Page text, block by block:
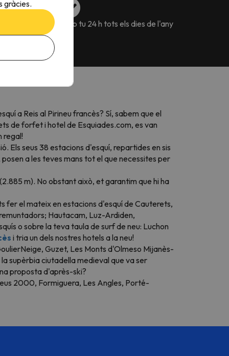
flexibles pels
Amb tu 24 h tots els dies de l'any
a Reis al Pirineu francès? Sí, sabem que el
de forfet i hotel de Esquiades.com, es van
regal!
Els seus 38 estacions d'esquí, repartides en sis
posen a les teves mans tot el que necessites per
(2.885 m). No obstant això, et garantim que hi ha
fer el mateix en estacions d'esquí de Cauterets,
Hautacam, Luz-Ardiden,
o sobre la teva taula de surfde neu: Luchon
i tria un dels nostres hotels a la neu!
Guzet, Les Monts d'Olmeso Mijanès-
la supèrbia ciutadella medieval que va ser
propostad'après-ski?
2000, Formiguera, Les Angles, Porté-
gràcies.